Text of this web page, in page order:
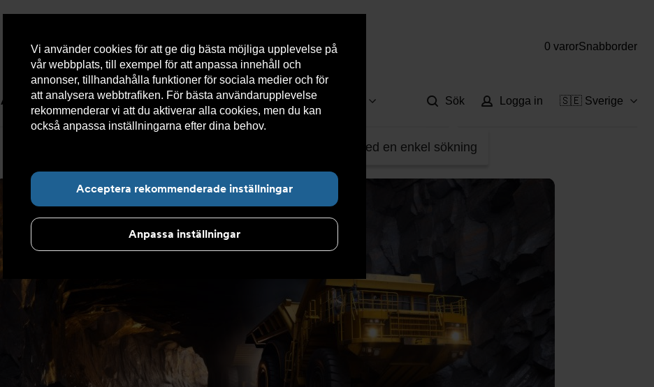
Vi använder cookies för att ge dig bästa möjliga upplevelse på
vår webbplats, till exempel för att anpassa innehåll och
annonser, tillhandahålla funktioner för sociala medier och för
att analysera webbtrafiken. För bästa användarupplevelse
rekommenderar vi att du aktiverar alla cookies, men du kan
också anpassa inställningarna efter dina behov.
Acceptera rekommenderade inställningar
Anpassa inställningar
0 varorSnabborder
Aktuellt Om Armatec Hållbarhet Kontakta oss Kundservice
Hitta det du letar efter med en enkel sökning
Sök Logga in 🇸🇪 Sverige